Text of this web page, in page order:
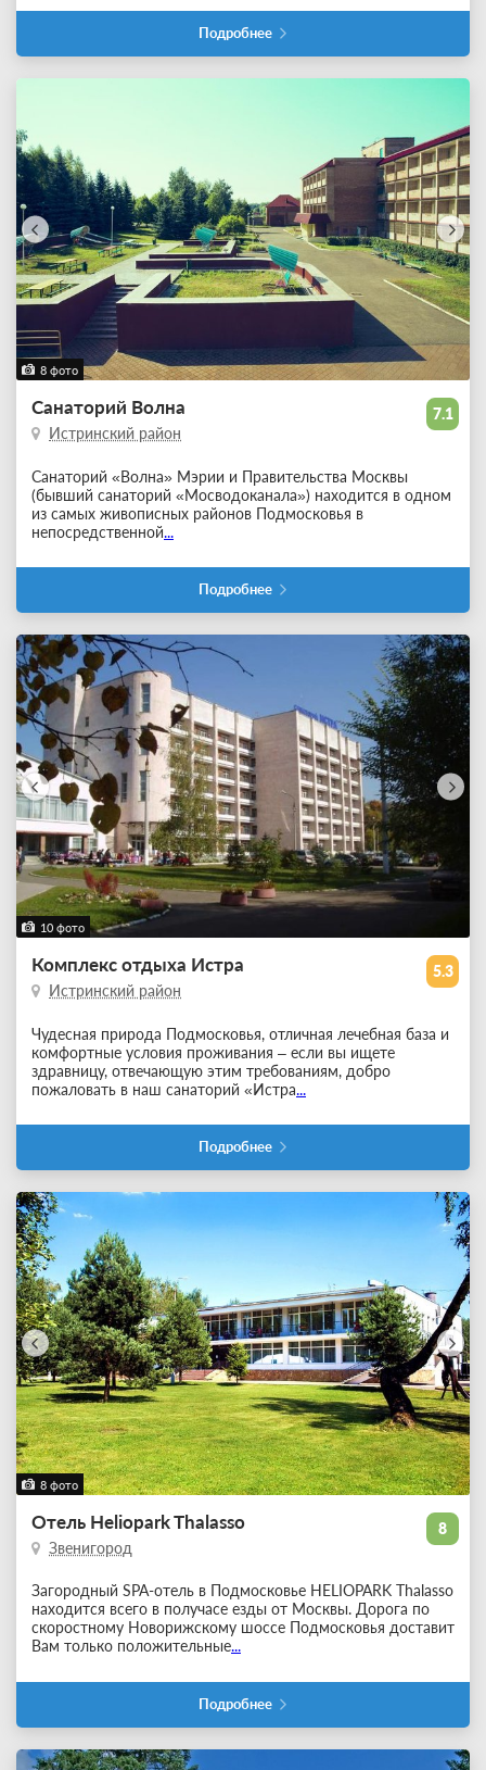
Подробнее
8 фото
7.1
Санаторий Волна
Истринский район
Санаторий «Волна» Мэрии и Правительства Москвы
(бывший санаторий «Мосводоканала») находится в одном
из самых живописных районов Подмосковья в
непосредственной...
Подробнее
10 фото
5.3
Комплекс отдыха Истра
Истринский район
Чудесная природа Подмосковья, отличная лечебная база и
комфортные условия проживания – если вы ищете
здравницу, отвечающую этим требованиям, добро
пожаловать в наш санаторий «Истра...
Подробнее
8 фото
8
Отель Heliopark Thalasso
Звенигород
Загородный SPA-отель в Подмосковье HELIOPARK Thalasso
находится всего в получасе езды от Москвы. Дорога по
скоростному Новорижскому шоссе Подмосковья доставит
Вам только положительные...
Подробнее